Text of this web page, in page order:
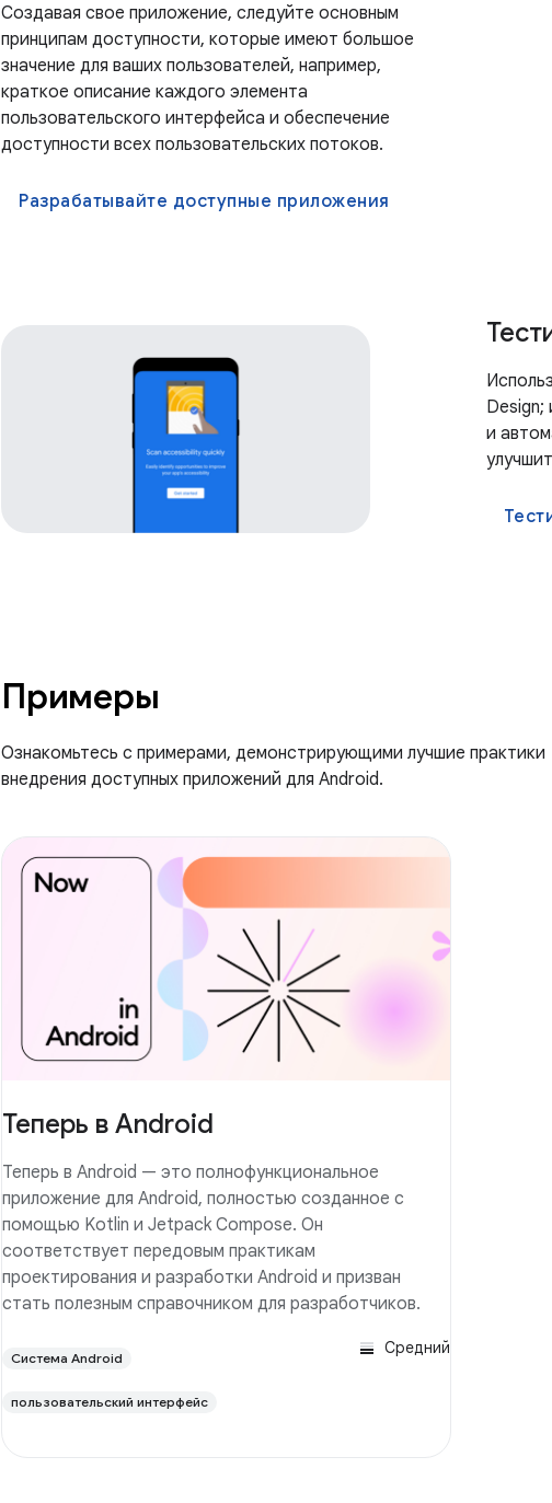
Создавая свое приложение, следуйте основным
принципам доступности, которые имеют большое
значение для ваших пользователей, например,
краткое описание каждого элемента
пользовательского интерфейса и обеспечение
доступности всех пользовательских потоков.
Разрабатывайте доступные приложения
Design;
и
Примеры
Ознакомьтесь с примерами, демонстрирующими лучшие практики
внедрения доступных приложений для Android.
Теперь в Android
Теперь в Android — это полнофункциональное
приложение для Android, полностью созданное с
помощью Kotlin и Jetpack Compose. Он
соответствует передовым практикам
проектирования и разработки Android и призван
стать полезным справочником для разработчиков.
Система Android
пользовательский интерфейс
Средний